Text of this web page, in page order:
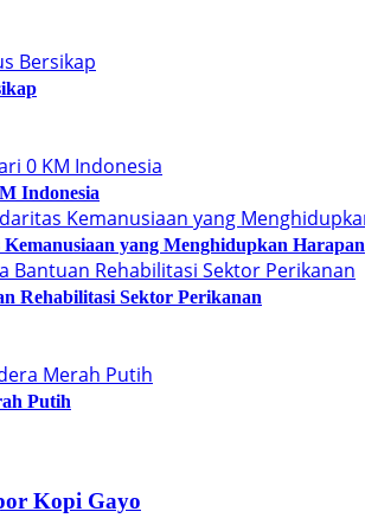
Indonesia
yang Menghidupkan Harapan
Rehabilitasi Sektor Perikanan
Putih
Kopi Gayo